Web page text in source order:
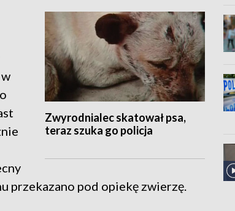
Zwyrodnialec skatował psa,
teraz szuka go policja
przekazano pod opiekę zwierzę.